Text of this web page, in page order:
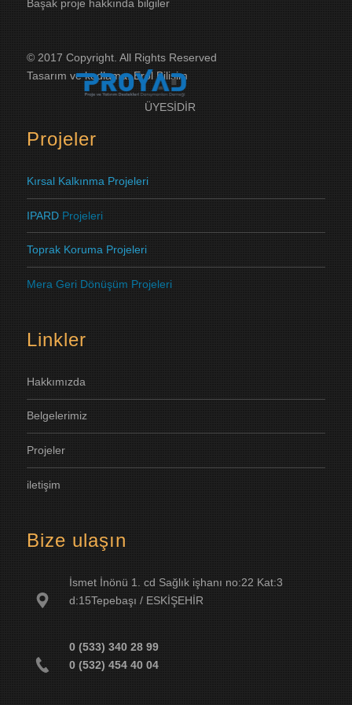
Başak proje hakkında bilgiler
© 2017 Copyright. All Rights Reserved
Tasarım ve kodlama:Erol Bilişim
ÜYESİDİR
Projeler
Kırsal Kalkınma Projeleri
IPARD Projeleri
Toprak Koruma Projeleri
Mera Geri Dönüşüm Projeleri
Linkler
Hakkımızda
Belgelerimiz
Projeler
iletişim
Bize ulaşın
İsmet İnönü 1. cd Sağlık işhanı no:22 Kat:3
d:15Tepebaşı / ESKİŞEHİR
0 (533) 340 28 99
0 (532) 454 40 04